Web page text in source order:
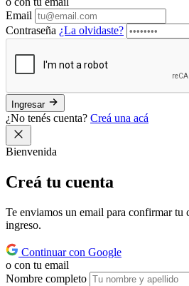
Email
Contraseña ¿La olvidaste?
Ingresar
¿No tenés cuenta? Creá una acá
Bienvenida
Creá tu cuenta
Te enviamos un email para confirmar tu
ingreso.
Continuar con Google
o con tu email
Nombre completo